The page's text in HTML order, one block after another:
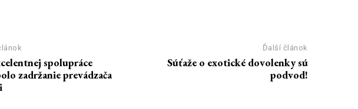
spolupráce
zadržanie prevádzača
Ďalší článok
Súťaže o exotické dovolenky sú
podvod!